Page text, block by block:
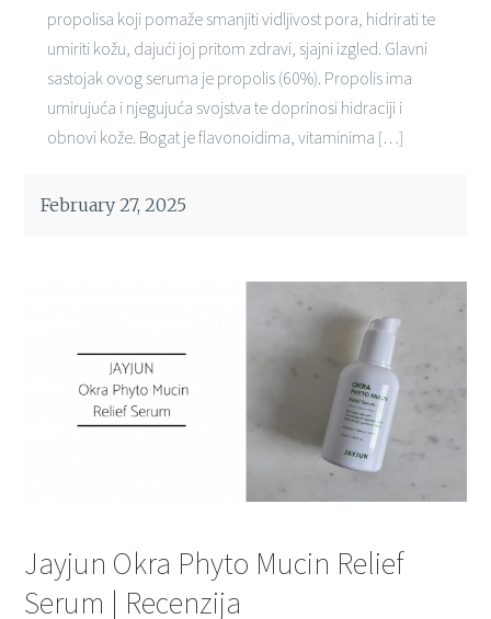
propolisa koji pomaže smanjiti vidljivost pora, hidrirati te
umiriti kožu, dajući joj pritom zdravi, sjajni izgled. Glavni
sastojak ovog seruma je propolis (60%). Propolis ima
umirujuća i njegujuća svojstva te doprinosi hidraciji i
obnovi kože. Bogat je flavonoidima, vitaminima […]
February 27, 2025
Jayjun Okra Phyto Mucin Relief
Serum | Recenzija